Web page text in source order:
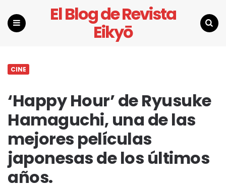
El Blog de Revista
Eikyō
CINE
‘Happy Hour’ de Ryusuke
Hamaguchi, una de las
mejores películas
japonesas de los últimos
años.